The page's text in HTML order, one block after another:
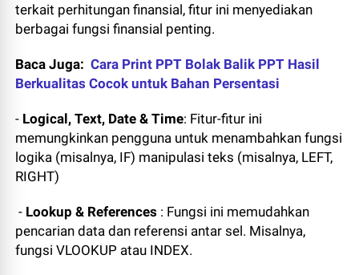
terkait perhitungan finansial, fitur ini menyediakan
berbagai fungsi finansial penting.
Baca Juga: Cara Print PPT Bolak Balik PPT Hasil
Berkualitas Cocok untuk Bahan Persentasi
- Logical, Text, Date & Time: Fitur-fitur ini
memungkinkan pengguna untuk menambahkan fungsi
logika (misalnya, IF) manipulasi teks (misalnya, LEFT,
RIGHT)
- Lookup & References : Fungsi ini memudahkan
pencarian data dan referensi antar sel. Misalnya,
fungsi VLOOKUP atau INDEX.